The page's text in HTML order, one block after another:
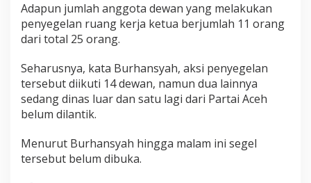
Adapun jumlah anggota dewan yang melakukan
penyegelan ruang kerja ketua berjumlah 11 orang
dari total 25 orang.
Seharusnya, kata Burhansyah, aksi penyegelan
tersebut diikuti 14 dewan, namun dua lainnya
sedang dinas luar dan satu lagi dari Partai Aceh
belum dilantik.
Menurut Burhansyah hingga malam ini segel
tersebut belum dibuka.